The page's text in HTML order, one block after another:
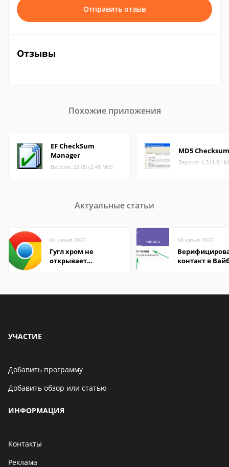
Отправить отзыв
Отзывы
Похожие приложения
EF CheckSum
Manager
Версия: 22.05 (2.48 МБ)
MD5
Версия: 4.3 (1.91
Актуальные статьи
04 июня 2022
Гугл хром не
открывает
04 июня 2022
контакт в
УЧАСТИЕ
Добавить программу
Добавить обзор или статью
ИНФОРМАЦИЯ
Контакты
Реклама